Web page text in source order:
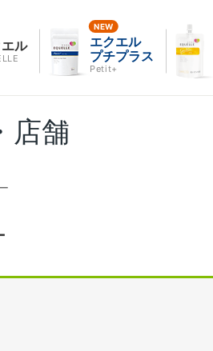
ル
エクエル
プチプラス
Petit+
店舗